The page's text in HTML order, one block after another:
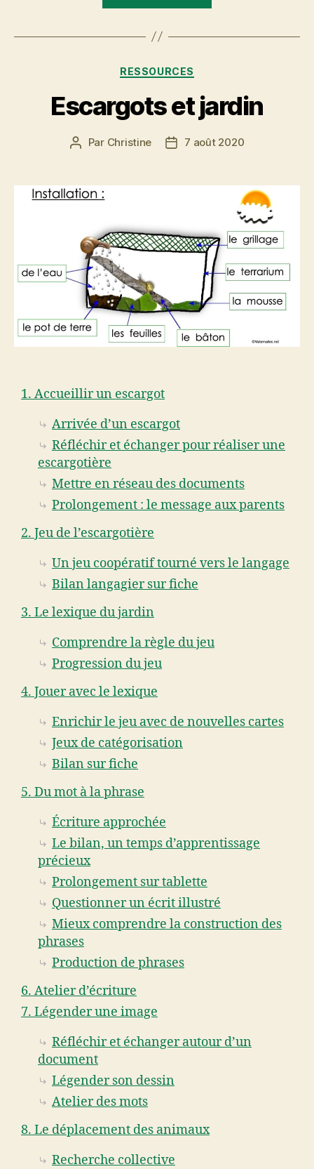
Catégories
RESSOURCES
Escargots et jardin
Auteur
Par Christine
Date7 août 2020
1. Accueillir un escargot
Arrivée d’un escargot
Réfléchir et échanger pour réaliser une
escargotière
Mettre en réseau des documents
Prolongement : le message aux parents
2. Jeu de l’escargotière
Un jeu coopératif tourné vers le langage
Bilan langagier sur fiche
3. Le lexique du jardin
Comprendre la règle du jeu
Progression du jeu
4. Jouer avec le lexique
Enrichir le jeu avec de nouvelles cartes
Jeux de catégorisation
Bilan sur fiche
5. Du mot à la phrase
Écriture approchée
Le bilan, un temps d’apprentissage
précieux
Prolongement sur tablette
Questionner un écrit illustré
Mieux comprendre la construction des
phrases
Production de phrases
6. Atelier d’écriture
7. Légender une image
Réfléchir et échanger autour d’un
document
Légender son dessin
Atelier des mots
8. Le déplacement des animaux
Recherche collective